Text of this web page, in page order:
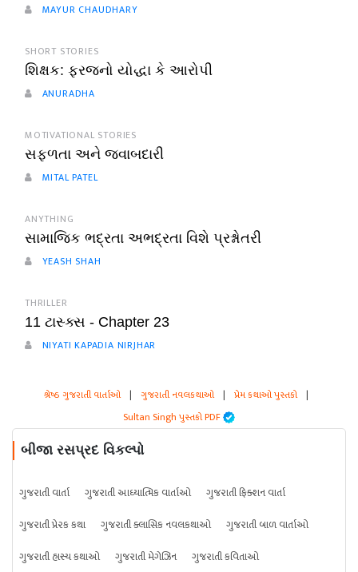
MAYUR CHAUDHARY
SHORT STORIES
શિક્ષક: ફરજનો યોદ્ધા કે આરોપી
ANURADHA
MOTIVATIONAL STORIES
સફળતા અને જવાબદારી
MITAL PATEL
ANYTHING
સામાજિક ભદ્રતા અભદ્રતા વિશે પ્રશ્નોતરી
YEASH SHAH
THRILLER
11 ટાસ્ક્સ - Chapter 23
NIYATI KAPADIA NIRJHAR
શ્રેષ્ઠ ગુજરાતી વાર્તાઓ | ગુજરાતી નવલકથાઓ | પ્રેમ કથાઓ પુસ્તકો |
Sultan Singh પુસ્તકો PDF
બીજા રસપ્રદ વિકલ્પો
ગુજરાતી વાર્તા ગુજરાતી આધ્યાત્મિક વાર્તાઓ
ગુજરાતી ફિક્શન વાર્તા
ગુજરાતી પ્રેરક કથા
ગુજરાતી ક્લાસિક નવલકથાઓ
ગુજરાતી બાળ વાર્તાઓ
ગુજરાતી હાસ્ય કથાઓ
ગુજરાતી મેગેઝિન
ગુજરાતી કવિતાઓ